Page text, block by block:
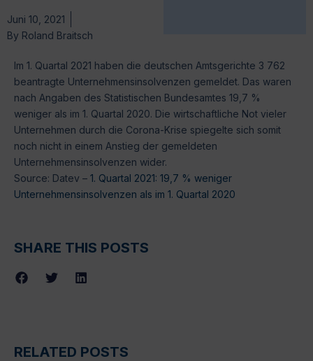
Juni 10, 2021
By Roland Braitsch
Im 1. Quartal 2021 haben die deutschen Amtsgerichte 3 762
beantragte Unternehmensinsolvenzen gemeldet. Das waren
nach Angaben des Statistischen Bundesamtes 19,7 %
weniger als im 1. Quartal 2020. Die wirtschaftliche Not vieler
Unternehmen durch die Corona-Krise spiegelte sich somit
noch nicht in einem Anstieg der gemeldeten
Unternehmensinsolvenzen wider.
Source: Datev – 1. Quartal 2021: 19,7 % weniger
Unternehmensinsolvenzen als im 1. Quartal 2020
SHARE THIS POSTS
RELATED POSTS